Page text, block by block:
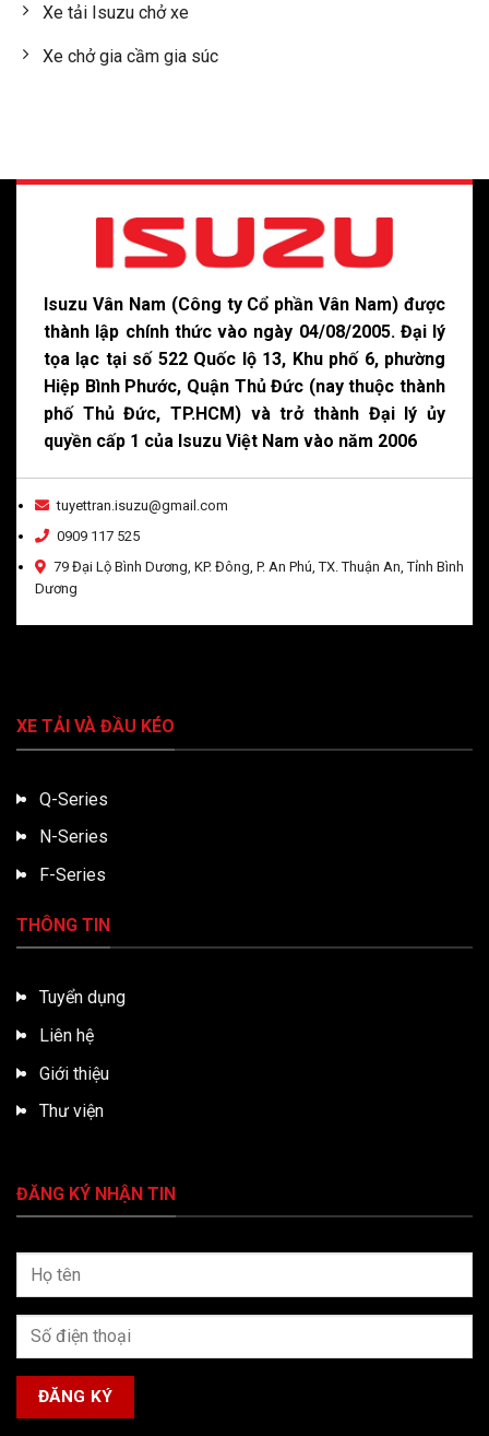
Xe tải Isuzu chở xe
Xe chở gia cầm gia súc
Isuzu Vân Nam (Công ty Cổ phần Vân Nam) được
thành lập chính thức vào ngày 04/08/2005. Đại lý
tọa lạc tại số 522 Quốc lộ 13, Khu phố 6, phường
Hiệp Bình Phước, Quận Thủ Đức (nay thuộc thành
phố Thủ Đức, TP.HCM) và trở thành Đại lý ủy
quyền cấp 1 của Isuzu Việt Nam vào năm 2006
tuyettran.isuzu@gmail.com
0909 117 525
79 Đại Lộ Bình Dương, KP. Đông, P. An Phú, TX. Thuận An, Tỉnh Bình
Dương
XE TẢI VÀ ĐẦU KÉO
Q-Series
N-Series
F-Series
THÔNG TIN
Tuyển dụng
Liên hệ
Giới thiệu
Thư viện
ĐĂNG KÝ NHẬN TIN